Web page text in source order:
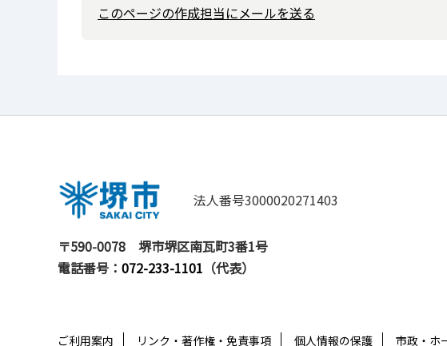
このページの作成担当にメールを送る
法人番号3000020271403
〒590-0078
堺市堺区南瓦町3番1号
電話番号： 072-233-1101 （代表）
ご利用案内 リンク・著作権・免責事項 個人情報の保護 市政・ホ